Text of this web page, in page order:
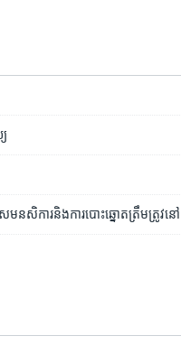
សិការ​និង​ការ​បោះឆ្នោត​ត្រឹមត្រូវ​នៅ​